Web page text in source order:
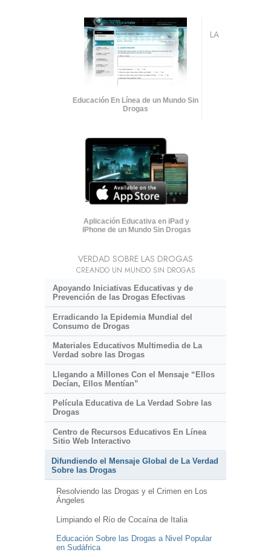
Educación En Línea de un Mundo Sin
Drogas
Aplicación Educativa en iPad y
iPhone de un Mundo Sin Drogas
LA
VERDAD SOBRE LAS DROGAS
CREANDO UN MUNDO SIN DROGAS
Apoyando Iniciativas Educativas y de
Prevención de las Drogas Efectivas
Erradicando la Epidemia Mundial del
Consumo de Drogas
Materiales Educativos Multimedia de La
Verdad sobre las Drogas
Llegando a Millones Con el Mensaje “Ellos
Decían, Ellos Mentían”
Película Educativa de La Verdad Sobre las
Drogas
Centro de Recursos Educativos En Línea
Sitio Web Interactivo
Difundiendo el Mensaje Global de La Verdad
Sobre las Drogas
Resolviendo las Drogas y el Crimen en Los
Ángeles
Limpiando el Río de Cocaína de Italia
Educación Sobre las Drogas a Nivel Popular
en Sudáfrica